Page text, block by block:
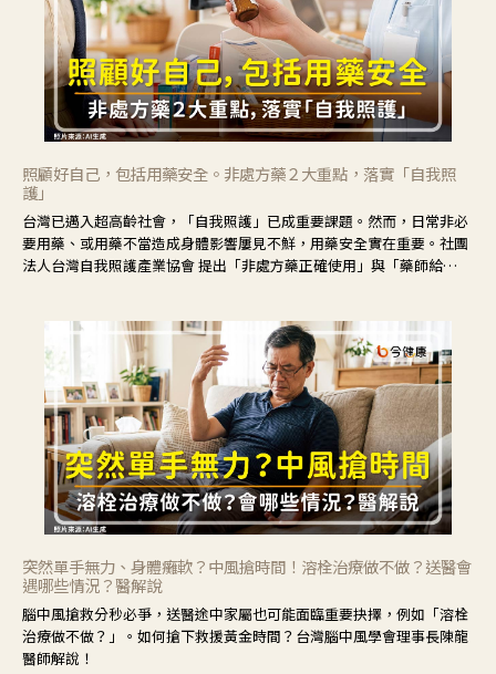
照顧好自己，包括用藥安全。非處方藥２大重點，落實「自我照
護」
台灣已邁入超高齡社會，「自我照護」已成重要課題。然而，日常非必
要用藥、或用藥不當造成身體影響屢見不鮮，用藥安全實在重要。社團
法人台灣自我照護產業協會 提出「非處方藥正確使用」與「藥師給
突然單手無力、身體癱軟？中風搶時間！溶栓治療做不做？送醫會
遇哪些情況？醫解說
腦中風搶救分秒必爭，送醫途中家屬也可能面臨重要抉擇，例如「溶栓
治療做不做？」。如何搶下救援黃金時間？台灣腦中風學會理事長陳龍
醫師解說！